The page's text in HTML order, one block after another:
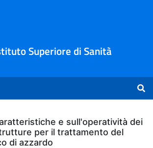
Superiore di Sanità
e sull'operatività dei
per il trattamento del
di azzardo